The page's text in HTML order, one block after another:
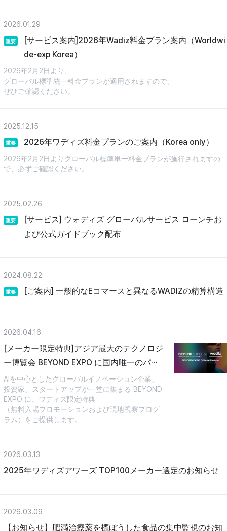
2026.01.29
重要
[サービス案内]2026年Wadiz料金プラン案内（Worldwi
de-exp Korea）
2026年2月2日より、
グローバル標準統一料金プランが適用されますので、
ぜひご確認ください。
2025.12.15
重要 2026年ワディズ料金プランのご案内（Korea only）
2026年2月2日よりグローバル標準単一料金プランが施行されますの
で、必ずご確認ください。
2025.02.26
重要
[サービス] ウォディズ グローバルサービス ローンチお
よび公式ガイドブック配布
2024.08.22
重要 [ご案内] 一般的なEコマースと異なるWADIZの精算構造
2026.04.16
[メーカー限定特典]アジア最大のテクノロジ
ー博覧会 BEYOND EXPO に国内唯一のパー
トナーとして参加
AIを中心としたグローバルイノベーション企業、
投資家、スタートアップが一堂に集まる BEYOND
EXPO に、ワディズ限定特典
（無料入場プロモーションおよび現地視察プログ
ラム）をご提供します。
2026.03.13
2025年ワディズアワーズ TOP100メーカー選定のお知らせ
2026.03.09
【お知らせ】肥満治療薬を標ぼうした食品の集中監視のお知